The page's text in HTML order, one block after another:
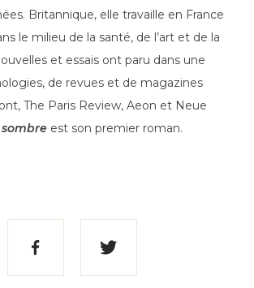
Britannique, elle travaille en France
le milieu de la santé, de l’art et de la
et essais ont paru dans une
de revues et de magazines
The Paris Review, Aeon et Neue
sombre est son premier roman.